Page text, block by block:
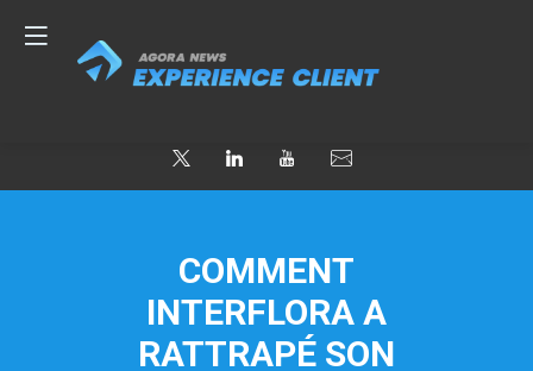
COMMENT
INTERFLORA A
RATTRAPÉ SON